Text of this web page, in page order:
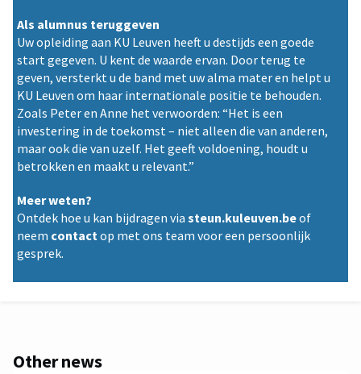
Als alumnus teruggeven
Uw opleiding aan KU Leuven heeft u destijds een goede
start gegeven. U kent de waarde ervan. Door terug te
geven, versterkt u de band met uw alma mater en helpt u
KU Leuven om haar internationale positie te behouden.
Zoals Peter en Anne het verwoorden: “Het is een
investering in de toekomst – niet alleen die van anderen,
maar ook die van uzelf. Het geeft voldoening, houdt u
betrokken en maakt u relevant.”
Meer weten?
Ontdek hoe u kan bijdragen viasteun.kuleuven.beof
neem contactop met ons team voor een persoonlijk
gesprek.
Other news